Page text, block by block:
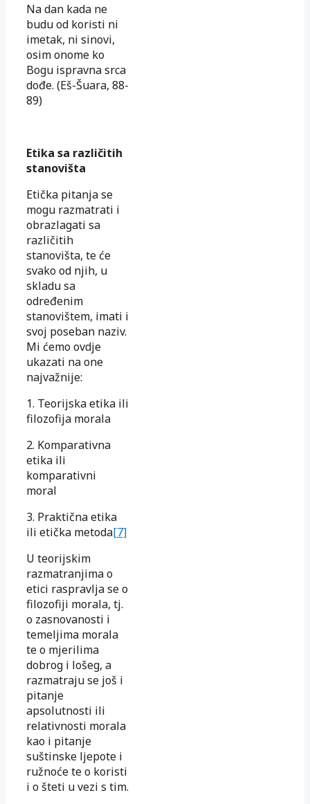
Na dan kada ne
budu od koristi ni
imetak, ni sinovi,
osim onome ko
Bogu ispravna srca
dođe. (Eš-Šuara, 88-
89)
Etika sa različitih
stanovišta
Etička pitanja se
mogu razmatrati i
obrazlagati sa
različitih
stanovišta, te će
svako od njih, u
skladu sa
određenim
stanovištem, imati i
svoj poseban naziv.
Mi ćemo ovdje
ukazati na one
najvažnije:
1. Teorijska etika ili
filozofija morala
2. Komparativna
etika ili
komparativni
moral
3. Praktična etika
ili etička metoda[7]
U teorijskim
razmatranjima o
etici raspravlja se o
filozofiji morala, tj.
o zasnovanosti i
temeljima morala
te o mjerilima
dobrog i lošeg, a
razmatraju se još i
pitanje
apsolutnosti ili
relativnosti morala
kao i pitanje
suštinske ljepote i
ružnoće te o koristi
i o šteti u vezi s tim.